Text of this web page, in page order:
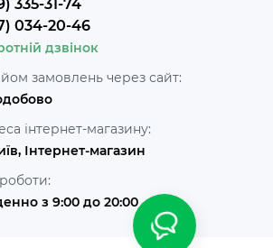
335-31-74
034-20-46
дзвінок
замовлень через сайт:
інтернет-магазину:
Інтернет-магазин
з 9:00 до 20:00